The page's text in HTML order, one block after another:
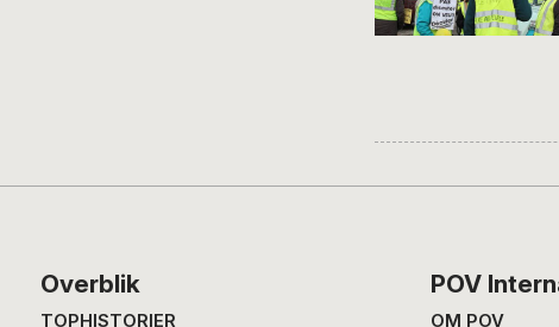
Footer
Overblik
TOPHISTORIER
POV
OM POV